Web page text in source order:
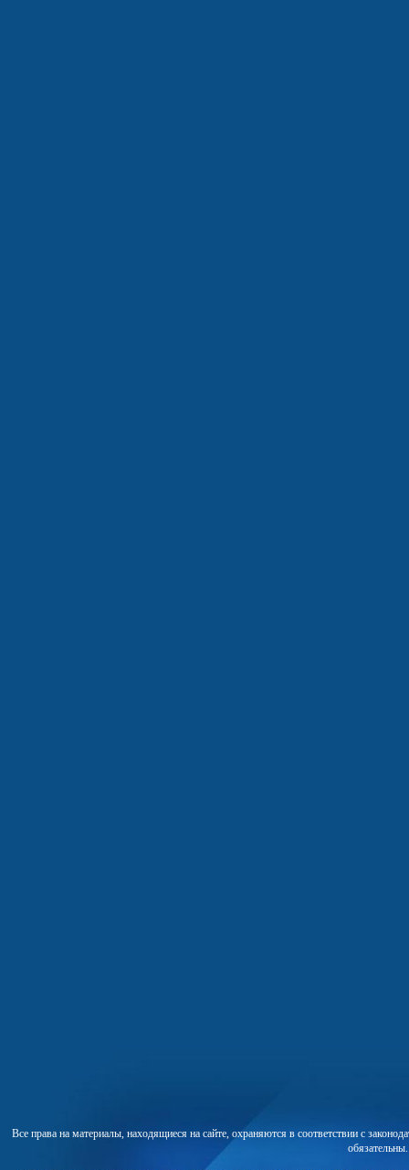
Все права на материалы, находящиеся на сайте, охраняются в соответствии с